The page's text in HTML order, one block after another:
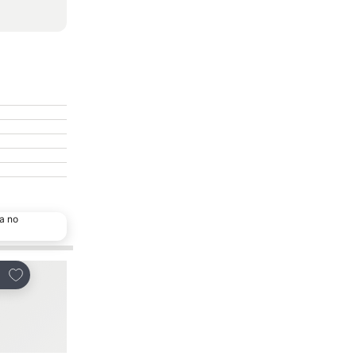
no
Adicionar aos favoritos